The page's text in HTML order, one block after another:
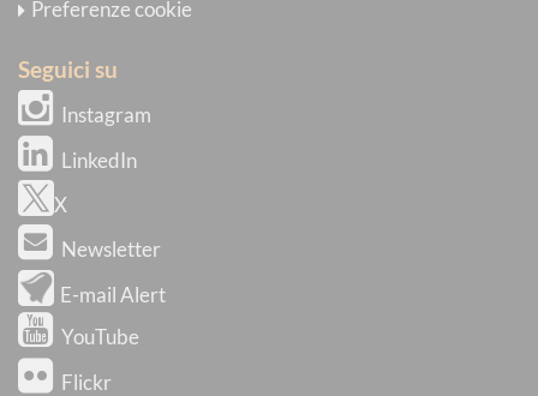
Preferenze cookie
Seguici su
Instagram
LinkedIn
X
Newsletter
E-mail Alert
YouTube
Flickr